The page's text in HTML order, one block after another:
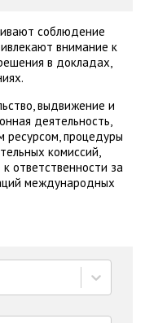
соблюдение
внимание к
в докладах,
выдвижение и
деятельность,
ресурсом, процедуры
комиссий,
ответственности за
международных